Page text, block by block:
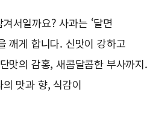
서일까요? 사과는 ‘달면
깨게 합니다. 신맛이 강하고
맛의 감홍, 새콤달콤한 부사까지.
맛과 향, 식감이